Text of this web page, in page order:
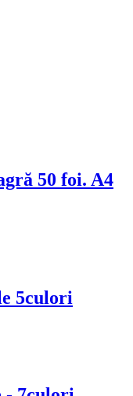
50 foi. A4
5culori